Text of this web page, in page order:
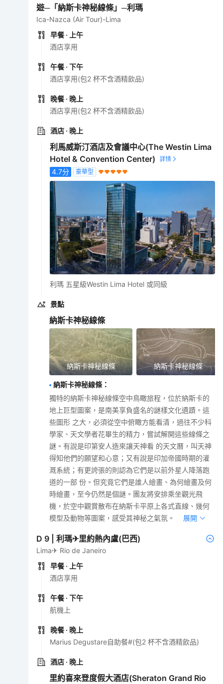
遊─「納斯卡神秘線條」─利瑪
Ica-Nazca (Air Tour)-Lima
早餐 · 上午
酒店享用
午餐 · 下午
酒店享用(包2 杯不含酒精飲品)
晚餐 · 晚上
酒店享用(包2 杯不含酒精飲品)
酒店 · 晚上
利馬威斯汀酒店及會議中心(The Westin Lima
Hotel & Convention Center)
4.7分 豪華型
利瑪 五星級Westin Lima Hotel 或同級
景點
納斯卡神秘線條
納斯卡神秘線條 納斯卡神秘線條
納斯卡神秘線條：
獨特的納斯卡神秘線條空中鳥瞰旅程，位於納斯卡的
地上巨型圖案，是南美享負盛名的謎樣文化遺蹟。這
些圖形 之大，必須從空中俯瞰方能看清，過往不少科
學家、天文學者花畢生的精力，嘗試解開這些線條之
謎。有說是印第安人造來讓天神看 的天文曆，叫天神
得知他們的願望和心意；又有說是印加帝國時期的灌
溉系統；有更誇張的則認為它們是以前外星人降落跑
道的一部 份。但究竟它們是誰人繪畫、為何繪畫及何
時繪畫，至今仍然是個謎。團友將安排乘坐觀光飛
機，於空中觀賞散布在納斯卡平原上各式直線、幾何
模型及動物等圖案，感受其神秘之氣氛。
展開
D 9 |利瑪✈里約熱內盧(巴西)
Lima✈ Rio de Janeiro
早餐 · 上午
酒店享用
午餐 · 下午
航機上
晚餐 · 晚上
Marius Degustare自助餐#(包2 杯不含酒精飲品)
酒店 · 晚上
里約喜來登度假大酒店(Sheraton Grand Rio